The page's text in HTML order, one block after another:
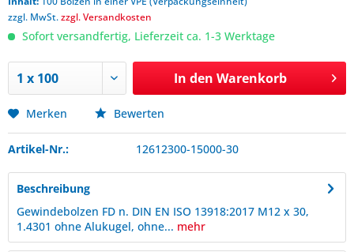
zzgl. MwSt.zzgl. Versandkosten
Sofort versandfertig, Lieferzeit ca. 1-3 Werktage
In den Warenkorb
Merken Bewerten
Artikel-Nr.: 12612300-15000-30
Beschreibung
Gewindebolzen FD n. DIN EN ISO 13918:2017 M12 x 30,
1.4301 ohne Alukugel, ohne... mehr